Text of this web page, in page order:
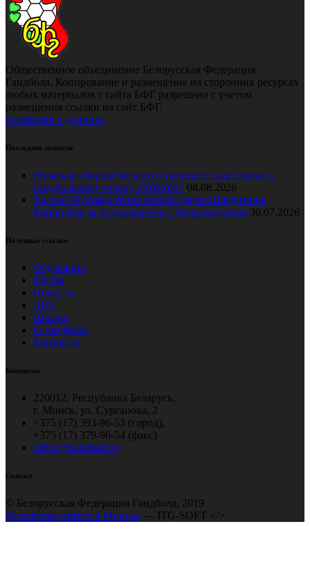
Общественное объединение Белорусская Федерация
Гандбола. Копирование и размещение на сторонних ресурсах
любых материалов с сайта БФГ разрешено с учетом
размещения ссылки на сайт БФГ.
Сообщить о допинге
Последние новости
Мужская сборная Беларуси начинает подготовку к
гандбольному сезону 2026/2027 08.08.2026
Хассан Мустафа тепло поблагодарил Владимира
Коноплёва за поздравление с днем рождения 30.07.2026
Полезные ссылки
Федерация
Медиа
Новости
ДЮГ
Школы
О гандболе
Контакты
Контакты
220012, Республика Беларусь,
г. Минск, ул. Сурганова, 2
+375 (17) 393-96-53 (город),
+375 (17) 379-96-54 (факс)
office@handball.by
Contact
© Белорусская Федерация Гандбола, 2019
Разработка сайтов в Минске — ITG-SOFT </>